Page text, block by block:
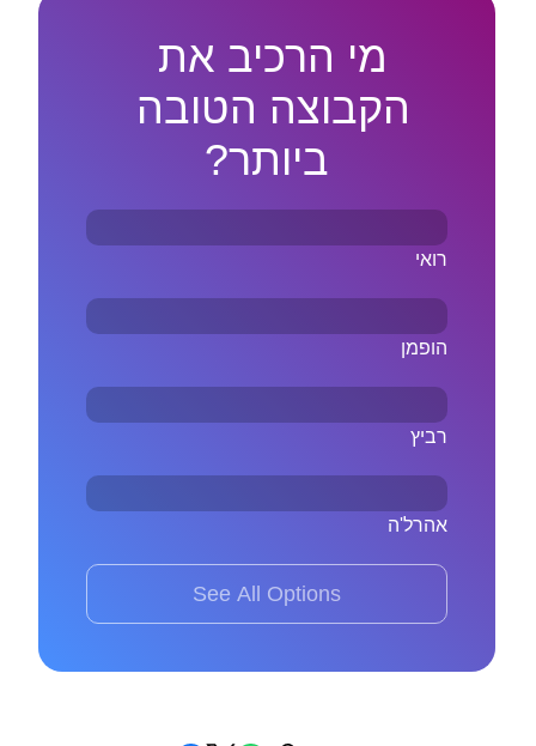
מי הרכיב את
הקבוצה הטובה
ביותר?
רואי
הופמן
רביץ
אהרל'ה
See All Options